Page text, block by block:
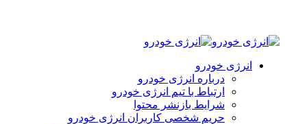
انرژی خودرو
درباره انرژی خودرو
ارتباط با تیم انرژی خودرو
شرایط بازنشر محتوا
حریم شخصی کاربران انرژی خودرو